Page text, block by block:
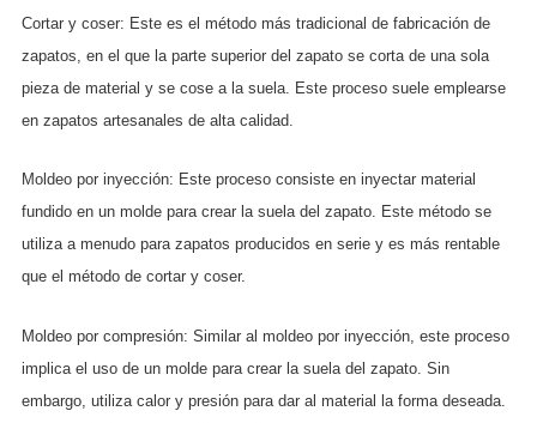
Cortar y coser: Este es el método más tradicional de fabricación de
zapatos, en el que la parte superior del zapato se corta de una sola
pieza de material y se cose a la suela. Este proceso suele emplearse
en zapatos artesanales de alta calidad.
Moldeo por inyección: Este proceso consiste en inyectar material
fundido en un molde para crear la suela del zapato. Este método se
utiliza a menudo para zapatos producidos en serie y es más rentable
que el método de cortar y coser.
Moldeo por compresión: Similar al moldeo por inyección, este proceso
implica el uso de un molde para crear la suela del zapato. Sin
embargo, utiliza calor y presión para dar al material la forma deseada.